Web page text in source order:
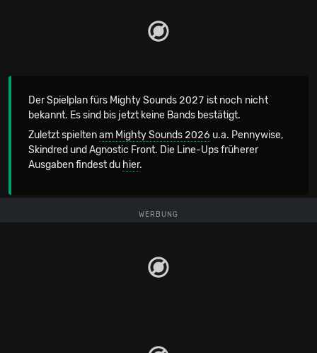
Der Spielplan fürs Mighty Sounds 2027 ist noch nicht
bekannt. Es sind bis jetzt keine Bands bestätigt.
Zuletzt spieltenam Mighty Sounds 2026 u.a. Pennywise,
Skindred und Agnostic Front. Die Line-Ups früherer
Ausgaben findest du hier.
WERBUNG